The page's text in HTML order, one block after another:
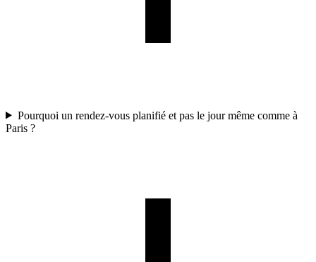
Pourquoi un rendez-vous planifié et pas le jour même comme à
Paris ?